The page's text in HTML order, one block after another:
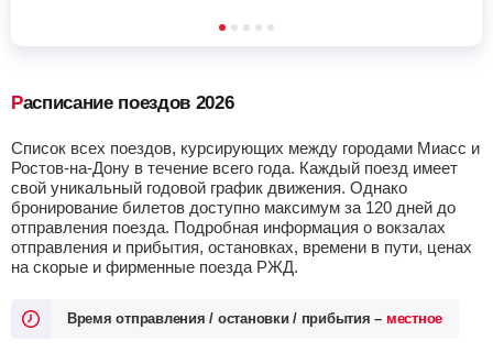
Расписание поездов 2026
Список всех поездов, курсирующих между городами Миасс и
Ростов-на-Дону в течение всего года. Каждый поезд имеет
свой уникальный годовой график движения. Однако
бронирование билетов доступно максимум за 120 дней до
отправления поезда. Подробная информация о вокзалах
отправления и прибытия, остановках, времени в пути, ценах
на скорые и фирменные поезда РЖД.
Время отправления / остановки / прибытия – местное